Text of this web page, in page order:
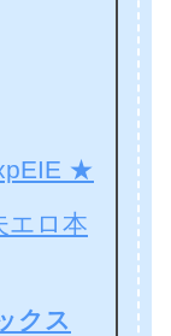
★
エロ本
クス